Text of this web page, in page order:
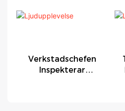
Verkstadschefen
Inspekterar